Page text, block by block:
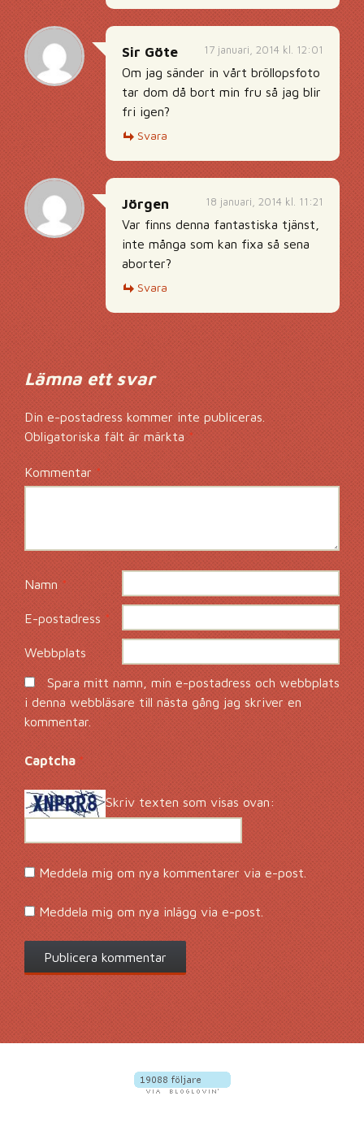
17 januari, 2014 kl. 12:01
Sir Göte
Om jag sänder in vårt bröllopsfoto
tar dom då bort min fru så jag blir
fri igen?
Svara
18 januari, 2014 kl. 11:21
Jörgen
Var finns denna fantastiska tjänst,
inte många som kan fixa så sena
aborter?
Svara
Lämna ett svar
Din e-postadress kommer inte publiceras.
Obligatoriska fält är märkta*
Kommentar*
Namn *
E-postadress *
Webbplats
Spara mitt namn, min e-postadress och webbplats
i denna webbläsare till nästa gång jag skriver en
kommentar.
Captcha *
Skriv texten som visas ovan:
Meddela mig om nya kommentarer via e-post.
Meddela mig om nya inlägg via e-post.